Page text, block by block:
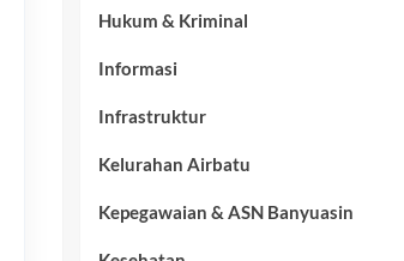
Hukum & Kriminal
Informasi
Infrastruktur
Kelurahan Airbatu
Kepegawaian & ASN Banyuasin